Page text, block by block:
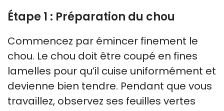
Étape 1 : Préparation du chou
Commencez par émincer finement le
chou. Le chou doit être coupé en fines
lamelles pour qu’il cuise uniformément et
devienne bien tendre. Pendant que vous
travaillez, observez ses feuilles vertes